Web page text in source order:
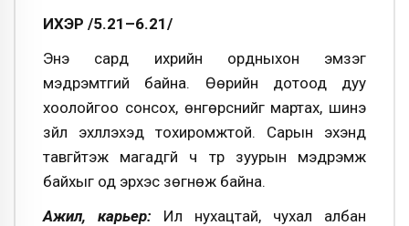
ИХЭР /5.21–6.21/
Энэ сард ихрийн ордныхон эмзэг
мэдрэмтгий байна. Өөрийн дотоод дуу
хоолойгоо сонсох, өнгөрснийг мартах, шинэ
зүйл эхлүүлэхэд тохиромжтой. Сарын эхэнд
тавгүйтэж магадгүй ч түр зуурын мэдрэмж
байхыг од эрхэс зөгнөж байна.
Ажил, карьер: Илүү нухацтай, чухал албан